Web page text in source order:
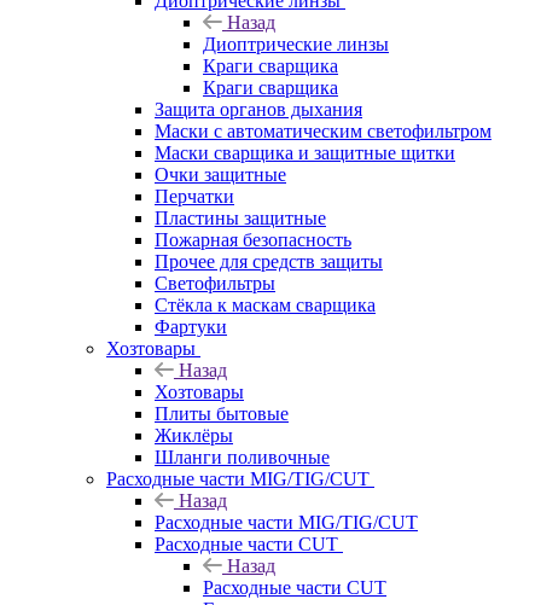
Назад
Диоптрические линзы
Краги сварщика
Краги сварщика
Защита органов дыхания
Маски с автоматическим светофильтром
Маски сварщика и защитные щитки
Очки защитные
Перчатки
Пластины защитные
Пожарная безопасность
Прочее для средств защиты
Светофильтры
Стёкла к маскам сварщика
Фартуки
Хозтовары
Назад
Хозтовары
Плиты бытовые
Жиклёры
Шланги поливочные
Расходные части MIG/TIG/CUT
Назад
Расходные части MIG/TIG/CUT
Расходные части CUT
Назад
Расходные части CUT